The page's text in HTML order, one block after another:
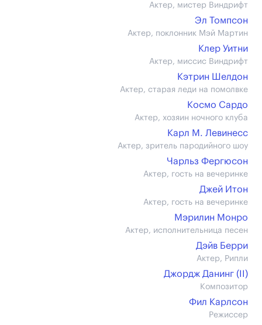
Актер, мистер Виндрифт
Эл Томпсон
Актер, поклонник Мэй Мартин
Клер Уитни
Актер, миссис Виндрифт
Кэтрин Шелдон
Актер, старая леди на помолвке
Космо Сардо
Актер, хозяин ночного клуба
Карл М. Левинесс
Актер, зритель пародийного шоу
Чарльз Фергюсон
Актер, гость на вечеринке
Джей Итон
Актер, гость на вечеринке
Мэрилин Монро
Актер, исполнительница песен
Дэйв Берри
Актер, Рипли
Джордж Данинг (II)
Композитор
Фил Карлсон
Режиссер